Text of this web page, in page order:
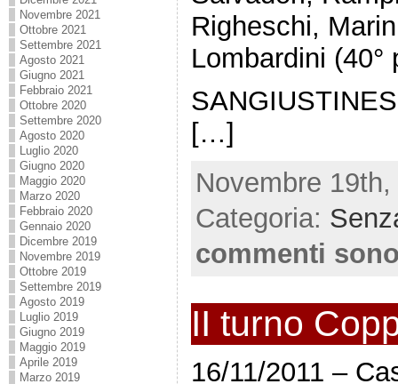
Novembre 2021
Ottobre 2021
Settembre 2021
Agosto 2021
Giugno 2021
Febbraio 2021
Ottobre 2020
Settembre 2020
Agosto 2020
Luglio 2020
Giugno 2020
Maggio 2020
Marzo 2020
Febbraio 2020
Gennaio 2020
Dicembre 2019
Novembre 2019
Ottobre 2019
Settembre 2019
Agosto 2019
Luglio 2019
Giugno 2019
Maggio 2019
Aprile 2019
Marzo 2019
Righeschi,
Lombardini
[…]
Novembre
Categoria:
commenti
II turno
16/11/2011 –